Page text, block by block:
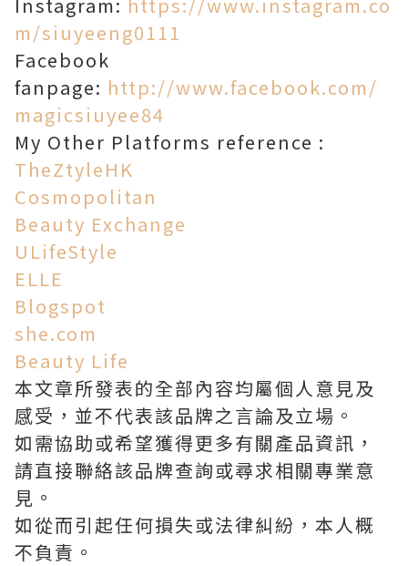
m/siuyeeng0111
Facebook
fanpage: http://www.facebook.com/
magicsiuyee84
My Other Platforms reference :
TheZtyleHK
Cosmopolitan
Beauty Exchange
ULifeStyle
ELLE
Blogspot
she.com
Beauty Life
本文章所發表的全部內容均屬個人意見及
感受，並不代表該品牌之言論及立場。
如需協助或希望獲得更多有關產品資訊，
請直接聯絡該品牌查詢或尋求相關專業意
見。
如從而引起任何損失或法律糾紛，本人概
不負責。